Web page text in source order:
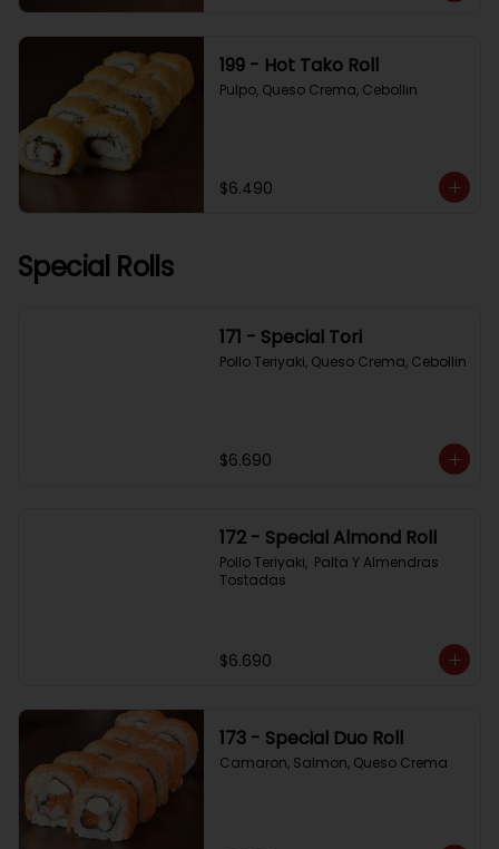
199 - Hot Tako Roll
Pulpo, Queso Crema, Cebollin
$6.490
Special Rolls
171 - Special Tori
Pollo Teriyaki, Queso Crema, Cebollin
$6.690
172 - Special Almond Roll
Pollo Teriyaki,  Palta Y Almendras
Tostadas
$6.690
173 - Special Duo Roll
Camaron, Salmon, Queso Crema